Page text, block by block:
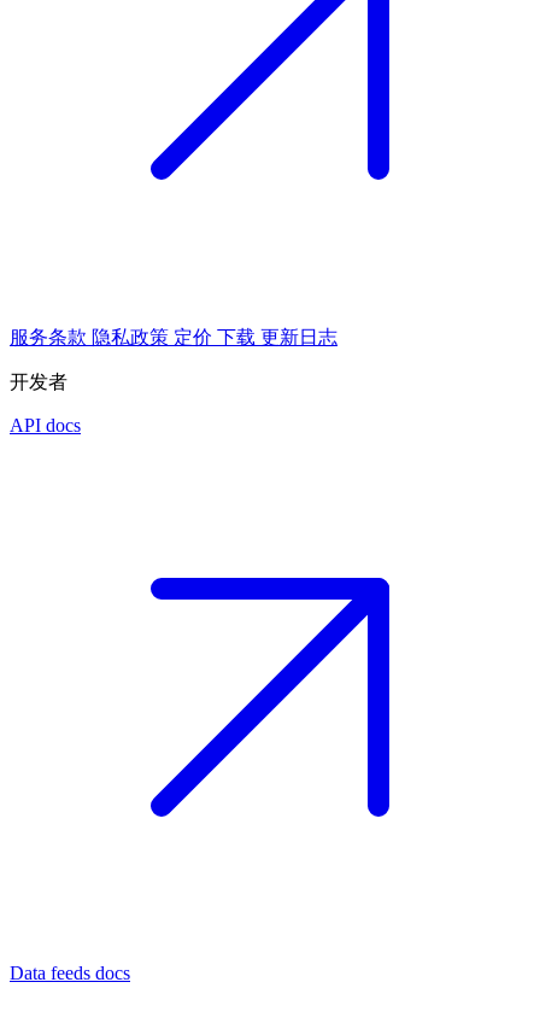
服务条款 隐私政策 定价 下载 更新日志
开发者
API docs
Data feeds docs